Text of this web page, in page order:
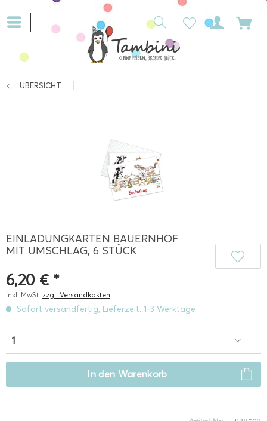
ÜBERSICHT
EINLADUNGKARTEN BAUERNHOF
MIT UMSCHLAG, 6 STÜCK
6,20 € *
inkl. MwSt. zzgl. Versandkosten
Sofort versandfertig, Lieferzeit: 1-3 Werktage
In den Warenkorb